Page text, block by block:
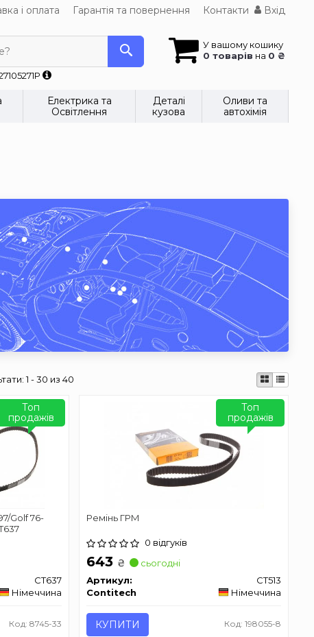
і оплата Гарантія та повернення Контакти Вхід
У вашому кошику
0 товарів на 0 ₴
Електрика та
Освітлення
Деталі
кузова
Оливи та
автохімія
1 - 30 из 40
Golf 76-
CT637
Німеччина
Код: 8745-33
Топ
продажів
Ремінь ГРМ
0 відгуків
643 ₴
сьогодні
Артикул:
CT513
Contitech
Німеччина
КУПИТИ Код: 198055-8
Топ
продажів